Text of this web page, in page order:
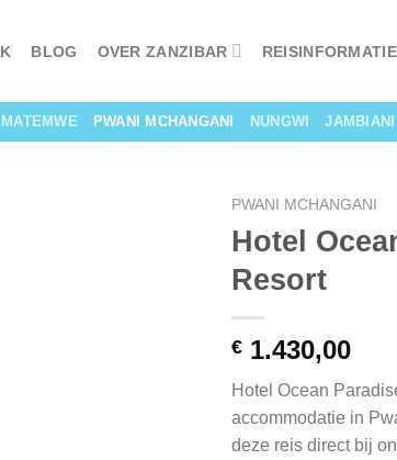
BLOG OVER ZANZIBAR REISINFORMATIE
MATEMWE PWANI MCHANGANI NUNGWI JAMBIANI
PWANI MCHANGANI
Hotel
Resort
€ 1.430,00
Hotel Ocean
accommodatie in
deze reis direct bij